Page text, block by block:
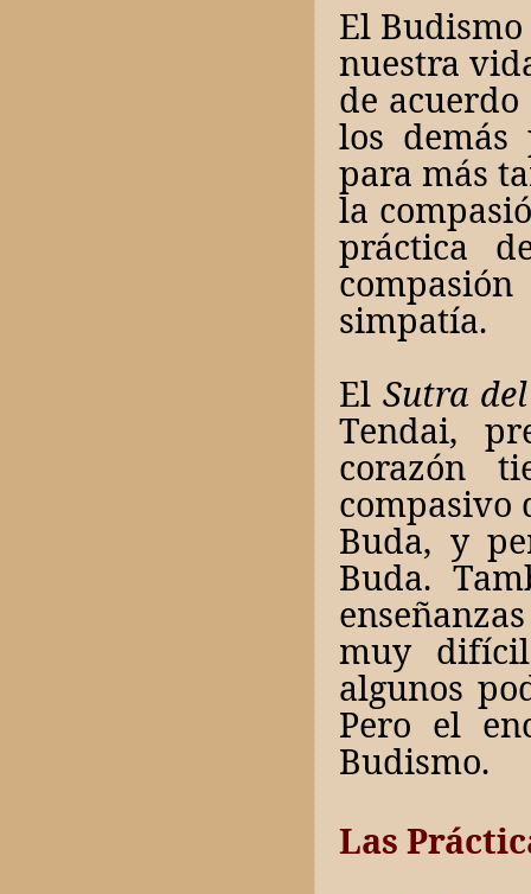
El
nuestra
de
los demás
para más
la
práctica
simpatía.
El Sutra
Tendai,
corazón
compasivo
Buda, y
Buda.
muy
algunos
Pero el
Budismo.
Las